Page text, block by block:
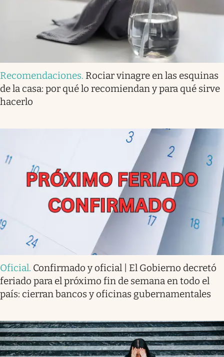
Recomendaciones. Rociar vinagre en las esquinas
de la casa: por qué lo recomiendan y para qué sirve
hacerlo
Oficial. Confirmado y oficial | El Gobierno decretó
feriado para el próximo fin de semana en todo el
país: cierran bancos y oficinas gubernamentales